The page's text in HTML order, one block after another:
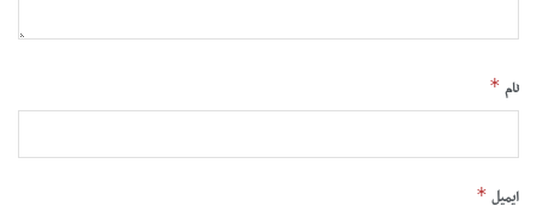
نام *
ایمیل *